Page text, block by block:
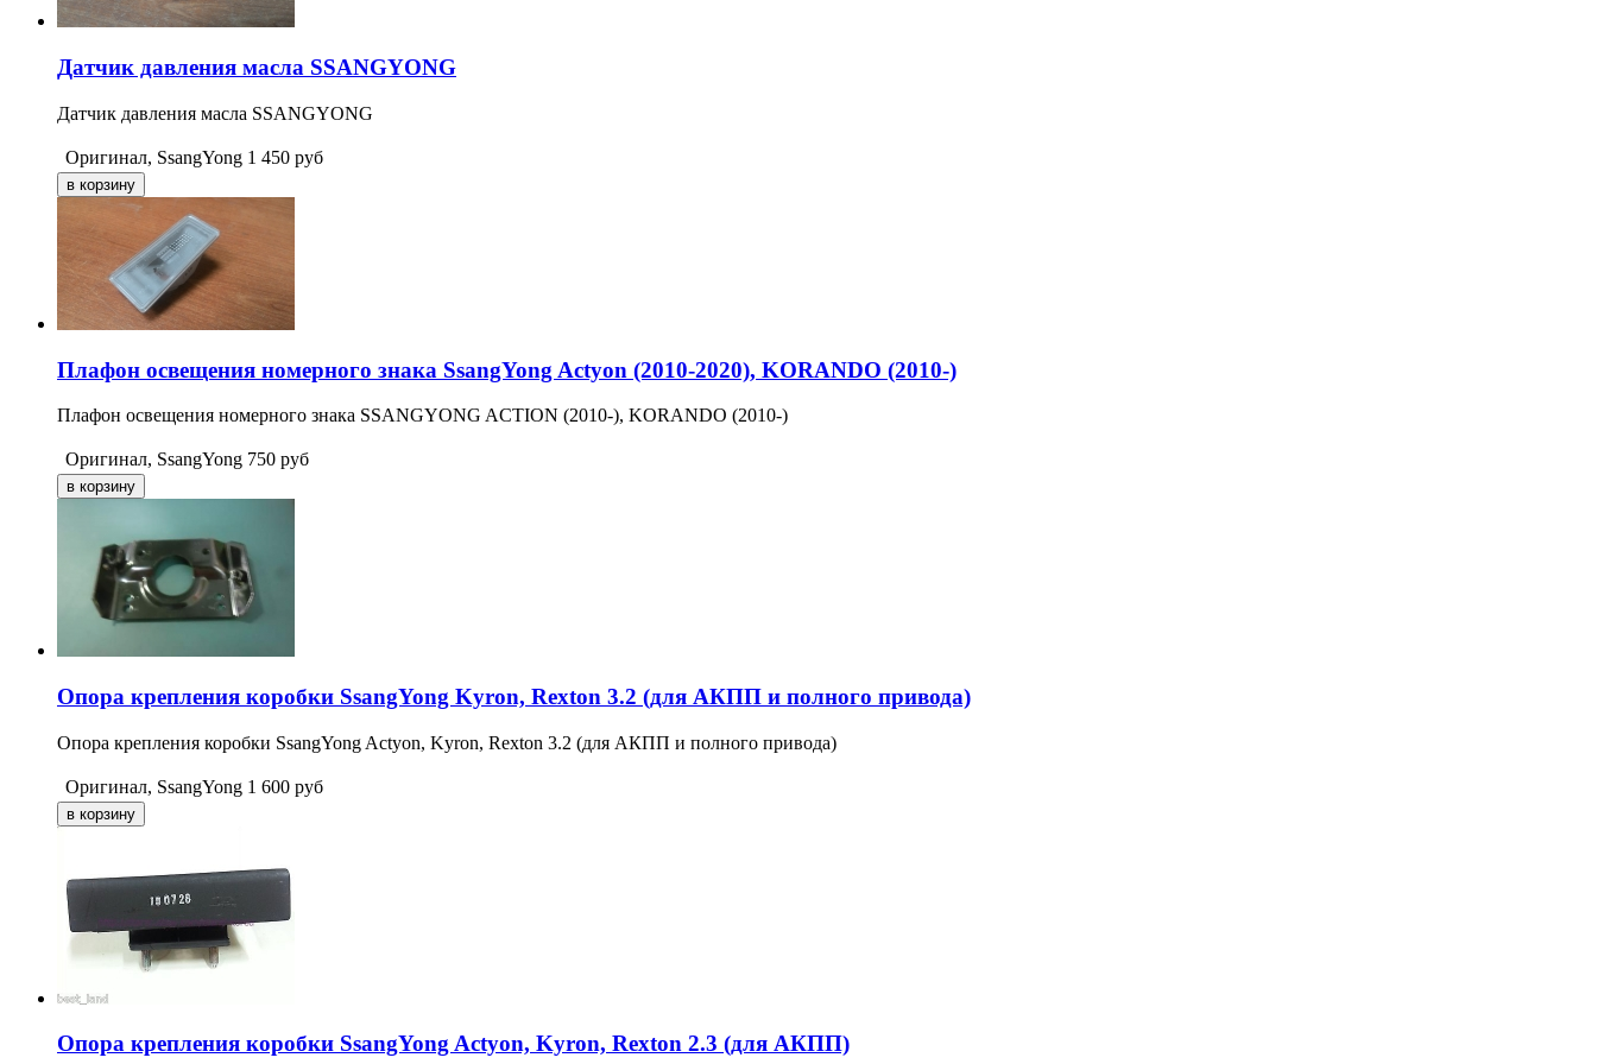
Датчик давления масла SSANGYONG
Датчик давления масла SSANGYONG
Оригинал, SsangYong 1 450 руб
Плафон освещения номерного знака SsangYong Actyon (2010-2020), KORANDO (2010-)
Плафон освещения номерного знака SSANGYONG ACTION (2010-), KORANDO (2010-)
Оригинал, SsangYong 750 руб
Опора крепления коробки SsangYong Kyron, Rexton 3.2 (для АКПП и полного привода)
Опора крепления коробки SsangYong Actyon, Kyron, Rexton 3.2 (для АКПП и полного привода)
Оригинал, SsangYong 1 600 руб
Опора крепления коробки SsangYong Actyon, Kyron, Rexton 2.3 (для АКПП)